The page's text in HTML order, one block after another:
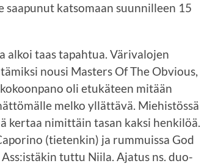
katsomaan suunnilleen 15
alkoi taas tapahtua. Värivalojen
nousi Masters Of The Obvious,
oli etukäteen mitään
melko yllättävä. Miehistössä
kertaa nimittäin tasan kaksi henkilöä.
(tietenkin) ja rummuissa God
tuttu Niila. Ajatus ns. duo-